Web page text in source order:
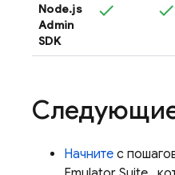
Node.js
Admin
SDK
Начните с